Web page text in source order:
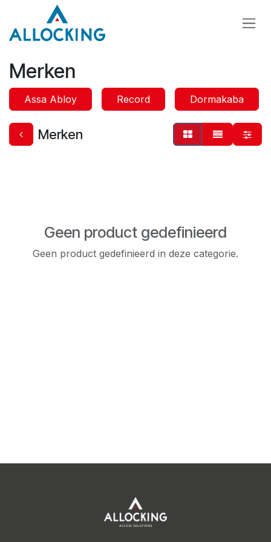
Overslaan naar inhoud
Merken
Assa Abloy Record Dormakaba
Merken
Geen product gedefinieerd
Geen product gedefinieerd in deze categorie.